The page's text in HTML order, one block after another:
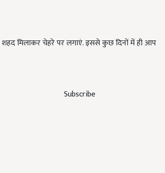
Subscribe
मिलाकर चेहरे पर लगाएं. इससे कुछ दिनों में ही आप